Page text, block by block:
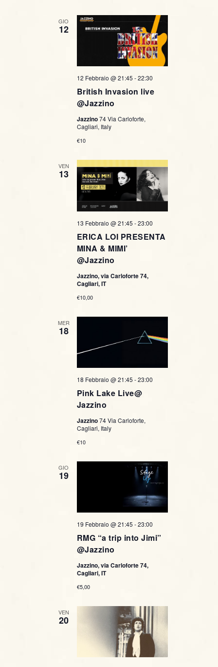
GIO
12
British Invasion live
@Jazzino
12 Febbraio @ 21:45 -22:30
Jazzino74 Via Carloforte,
Cagliari, Italy
€10
VEN
13
ERICA LOI PRESENTA
MINA & MIMI’
@Jazzino
13 Febbraio @ 21:45 -23:00
Jazzino, via Carloforte 74,
Cagliari, IT
€10,00
MER
18
Pink Lake Live@
Jazzino
18 Febbraio @ 21:45 -23:00
Jazzino74 Via Carloforte,
Cagliari, Italy
€10
GIO
19
RMG “a trip into Jimi”
@Jazzino
19 Febbraio @ 21:45 -23:00
Jazzino, via Carloforte 74,
Cagliari, IT
€5,00
VEN
20